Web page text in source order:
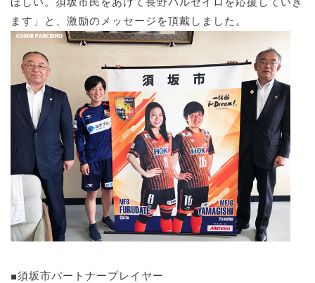
ます」と、激励のメッセージを頂戴しました。
■須坂市パートナープレイヤー